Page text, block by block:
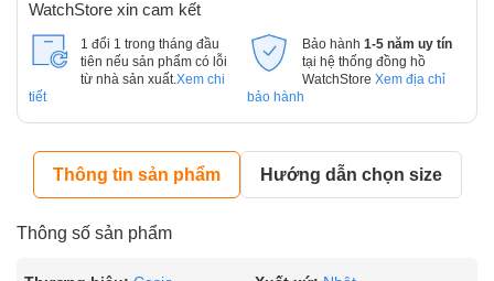
WatchStore xin cam kết
1 đổi 1 trong tháng đầu
tiên nếu sản phẩm có lỗi
từ nhà sản xuất. Xem chi
tiết
Bảo hành 1-5 năm uy tín
tại hệ thống đồng hồ
WatchStore Xem địa chỉ
bảo hành
Thông tin sản phẩm Hướng dẫn chọn size
Thông số sản phẩm